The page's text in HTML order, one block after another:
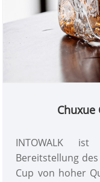
Chuxue
INTOWALK
Bereitstellung
Cup von hoher